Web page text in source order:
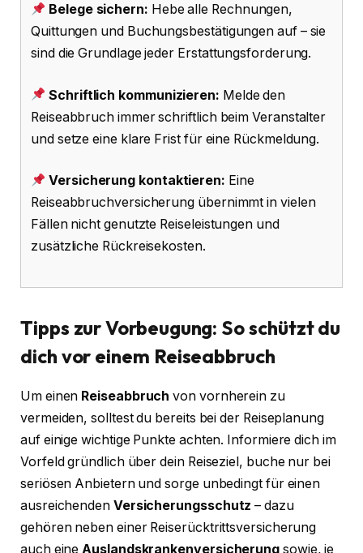
Belege sichern: Hebe alle Rechnungen,
Quittungen und Buchungsbestätigungen auf – sie
sind die Grundlage jeder Erstattungsforderung.
Schriftlich kommunizieren: Melde den
Reiseabbruch immer schriftlich beim Veranstalter
und setze eine klare Frist für eine Rückmeldung.
Versicherung kontaktieren: Eine
Reiseabbruchversicherung übernimmt in vielen
Fällen nicht genutzte Reiseleistungen und
zusätzliche Rückreisekosten.
Tipps zur Vorbeugung: So schützt du
dich vor einem Reiseabbruch
Um einen Reiseabbruch von vornherein zu
vermeiden, solltest du bereits bei der Reiseplanung
auf einige wichtige Punkte achten. Informiere dich im
Vorfeld gründlich über dein Reiseziel, buche nur bei
seriösen Anbietern und sorge unbedingt für einen
ausreichenden Versicherungsschutz – dazu
gehören neben einer Reiserücktrittsversicherung
auch eineAuslandskrankenversicherung sowie, je